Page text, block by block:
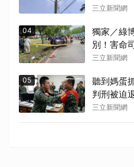
三立新聞網
04
獨家／綠
別！害命
三立新聞網
05
聽到媽蛋
判刑被迫
三立新聞網